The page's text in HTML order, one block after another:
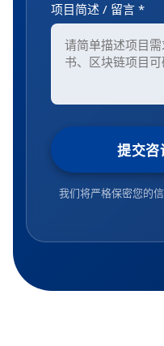
项目简述 / 留言 *
提交咨
我们将严格保密您的